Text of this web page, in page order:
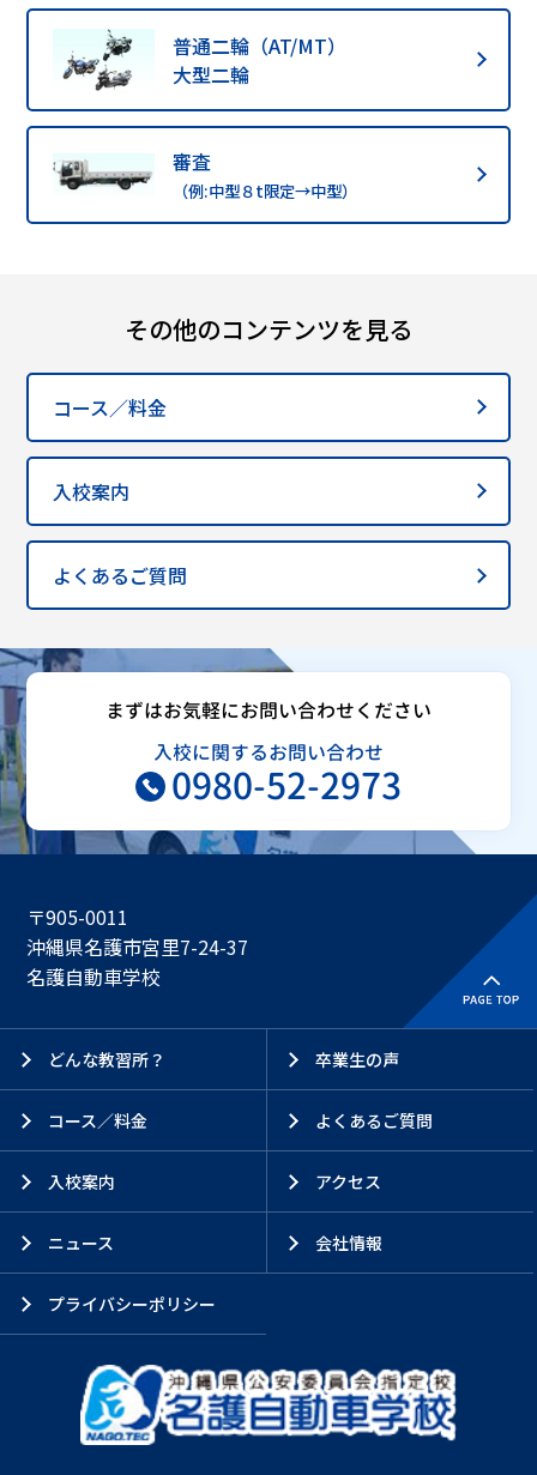
普通二輪（AT/MT）
大型二輪
審査
（例:中型８t限定→中型）
その他のコンテンツを見る
コース／料金
入校案内
よくあるご質問
まずはお気軽にお問い合わせください
入校に関するお問い合わせ
0980-52-2973
〒905-0011
沖縄県名護市宮里7-24-37
名護自動車学校
どんな教習所？
コース／料金
入校案内
卒業生の声
よくあるご質問
アクセス
ニュース 会社情報
プライバシーポリシー